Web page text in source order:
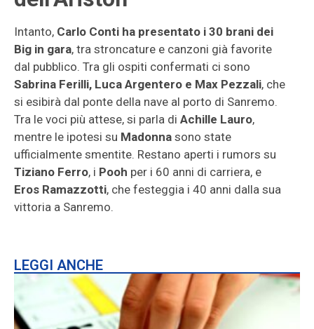
Intanto, Carlo Conti ha presentato i 30 brani dei
Big in gara, tra stroncature e canzoni già favorite
dal pubblico. Tra gli ospiti confermati ci sono
Sabrina Ferilli, Luca Argentero e Max Pezzali, che
si esibirà dal ponte della nave al porto di Sanremo.
Tra le voci più attese, si parla di Achille Lauro,
mentre le ipotesi su Madonna sono state
ufficialmente smentite. Restano aperti i rumors su
Tiziano Ferro, i Pooh per i 60 anni di carriera, e
Eros Ramazzotti, che festeggia i 40 anni dalla sua
vittoria a Sanremo.
LEGGI ANCHE